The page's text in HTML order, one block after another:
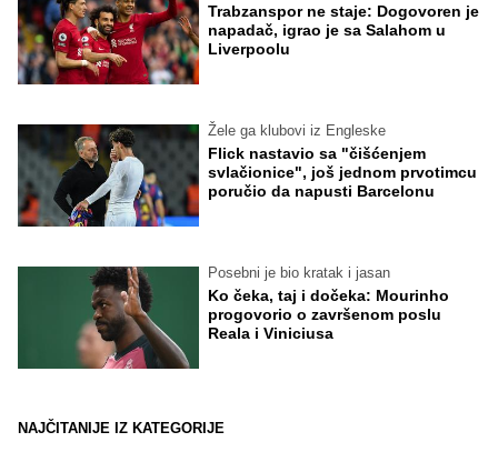
Trabzanspor ne staje: Dogovoren je
napadač, igrao je sa Salahom u
Liverpoolu
Žele ga klubovi iz Engleske
Flick nastavio sa "čišćenjem
svlačionice", još jednom prvotimcu
poručio da napusti Barcelonu
Posebni je bio kratak i jasan
Ko čeka, taj i dočeka: Mourinho
progovorio o završenom poslu
Reala i Viniciusa
NAJČITANIJE IZ KATEGORIJE